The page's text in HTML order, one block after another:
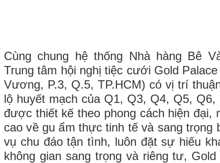
Cùng chung hệ thống Nhà hàng Bê
Trung tâm hội nghị tiệc cưới Gold
Vương, P.3, Q.5, TP.HCM) có vị trí
lộ huyết mạch của Q1, Q3, Q4, Q5,
được thiết kế theo phong cách hiện đại,
cao về gu ẩm thực tinh tế và sang trọng
vụ chu đáo tận tình, luôn đặt sự hiếu
không gian sang trọng và riêng tư,